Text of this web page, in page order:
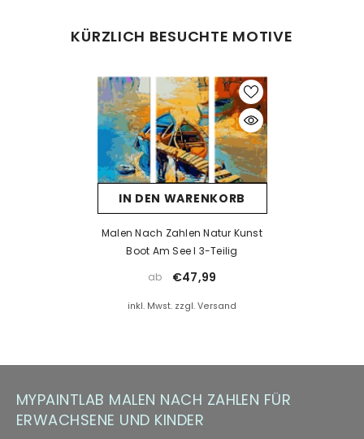
Kein Problem! Lassen Sie die Farbe vollständig trocknen und
die alte nicht überdeckt, kann eine Schicht weiße Farbe als Basis
helfen. Nach dem Trocknen kann die gewünschte Farbe
problemlos aufgetragen werden.
Was tun, wenn die Farbe eintrocknet ist?
Wenn die Farbe zu dick wird oder erste Trocknungsspuren zeigt,
prüfen Sie, ob der Deckel richtig verschlossen ist. Unsere Farben
sind wasserbasiert – mit einem kleinen Tropfen Wasser können
Sie sie vorsichtig wieder verflüssigen. Aber Achtung: zu viel
nicht mehr. In solchen Fällen empfehlen wir ein Acrylmedium
Manche Kunden haben Fragen zu Farbabweichungen – wir
KÜRZLICH BESUCHTE MOTIVE
IN DEN WARENKORB
Malen Nach Zahlen Natur Kunst
Boot Am See I 3-Teilig
ab
€47,99
inkl. Mwst. zzgl. Versand
MYPAINTLAB MALEN NACH ZAHLEN FÜR
ERWACHSENE UND KINDER